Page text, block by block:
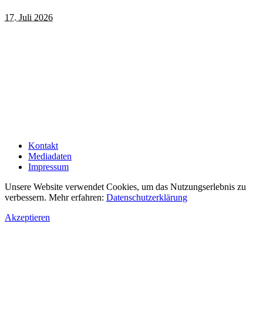
17. Juli 2026
Kontakt
Mediadaten
Impressum
Unsere Website verwendet Cookies, um das Nutzungserlebnis zu
verbessern. Mehr erfahren: Datenschutzerklärung
Akzeptieren